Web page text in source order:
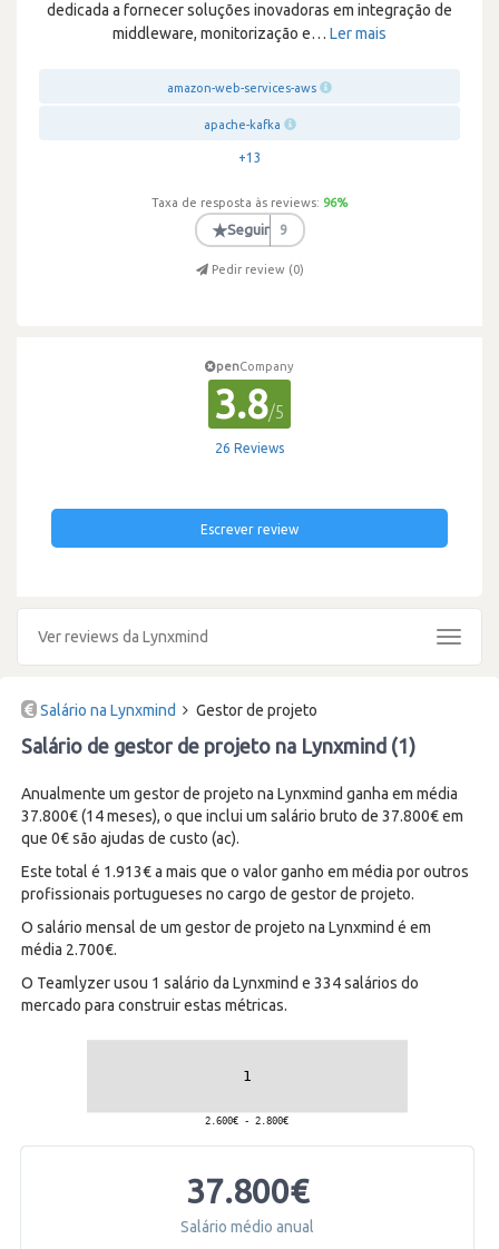
dedicada a fornecer soluções inovadoras em integração de
middleware, monitorização e… Ler mais
amazon-web-services-aws
apache-kafka
+13
Taxa de resposta às reviews: 96%
★Seguir 9
Pedir review (0)
penCompany
3.8/5
26 Reviews
Escrever review
Ver reviews da Lynxmind
Toggle
Salário na Lynxmind Gestor de projeto
Salário de gestor de projeto na Lynxmind (1)
Anualmente um gestor de projeto na Lynxmind ganha em média
37.800€ (14 meses), o que inclui um salário bruto de 37.800€ em
que 0€ são ajudas de custo (ac).
Este total é 1.913€ a mais que o valor ganho em média por outros
profissionais portugueses no cargo de gestor de projeto.
O salário mensal de um gestor de projeto na Lynxmind é em
média 2.700€.
O Teamlyzer usou 1 salário da Lynxmind e 334 salários do
mercado para construir estas métricas.
37.800€
Salário médio anual